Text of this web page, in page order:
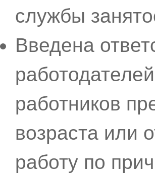
службы
Введена
работников
возра­ста или
работу по